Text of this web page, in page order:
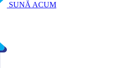
SUNĂ ACUM